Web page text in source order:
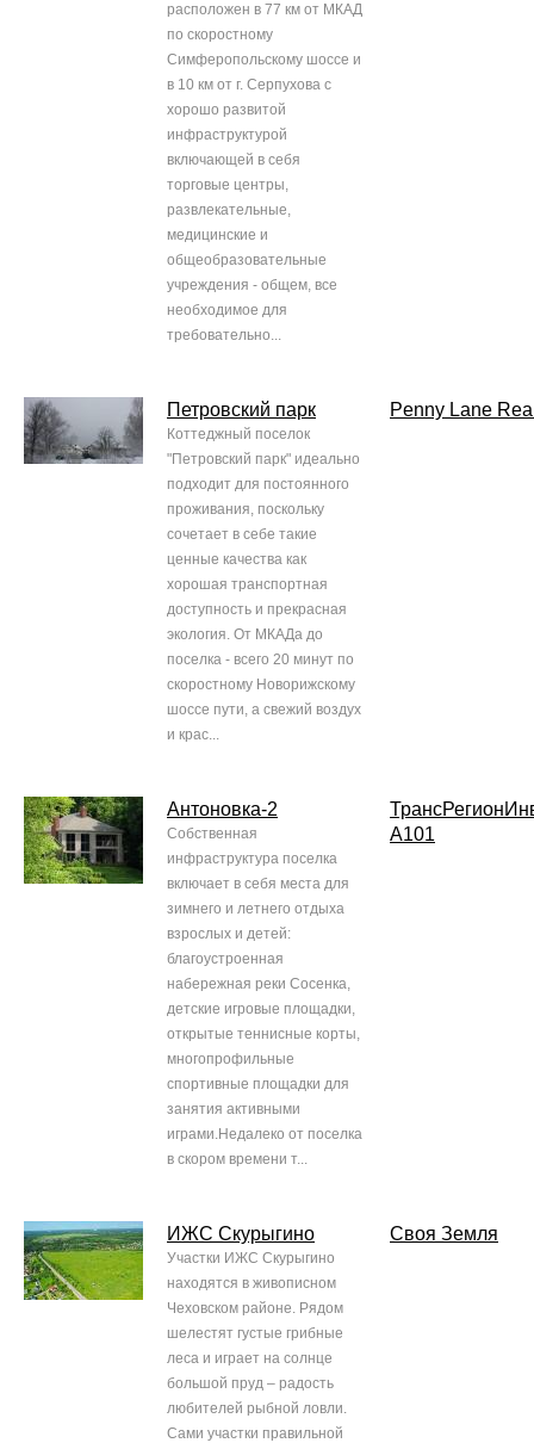
расположен в 77 км от МКАД
по скоростному
Симферопольскому шоссе и
в 10 км от г. Серпухова с
хорошо развитой
инфраструктурой
включающей в себя
торговые центры,
развлекательные,
медицинские и
общеобразовательные
учреждения - общем, все
необходимое для
требовательно...
Петровский парк
Коттеджный поселок
"Петровский парк" идеально
подходит для постоянного
проживания, поскольку
сочетает в себе такие
ценные качества как
хорошая транспортная
доступность и прекрасная
экология. От МКАДа до
поселка - всего 20 минут по
скоростному Новорижскому
шоссе пути, а свежий воздух
и крас...
Penny Lane
Антоновка-2
Собственная
инфраструктура поселка
включает в себя места для
зимнего и летнего отдыха
взрослых и детей:
благоустроенная
набережная реки Сосенка,
детские игровые площадки,
открытые теннисные корты,
многопрофильные
спортивные площадки для
занятия активными
играми.Недалеко от поселка
в скором времени т...
А101
ИЖС Скурыгино
Участки ИЖС Скурыгино
находятся в живописном
Чеховском районе. Рядом
шелестят густые грибные
леса и играет на солнце
большой пруд – радость
любителей рыбной ловли.
Сами участки правильной
Своя Земля